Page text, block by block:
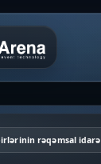
rəqəmsal